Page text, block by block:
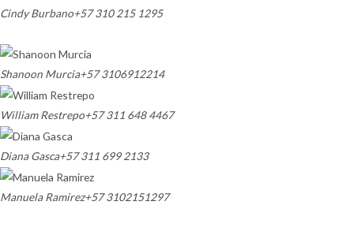
Cindy Burbano+57 310 215 1295
Shanoon Murcia+57 3106912214
William Restrepo+57 311 648 4467
Diana Gasca+57 311 699 2133
Manuela Ramirez+57 3102151297